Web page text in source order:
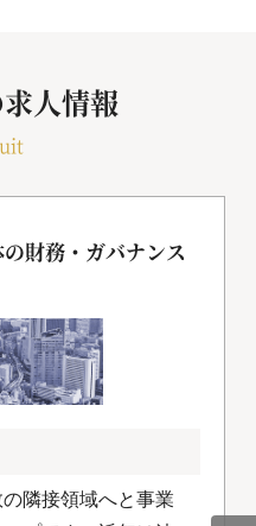
人情報
財務・ガバナンス
隣接領域へと事業